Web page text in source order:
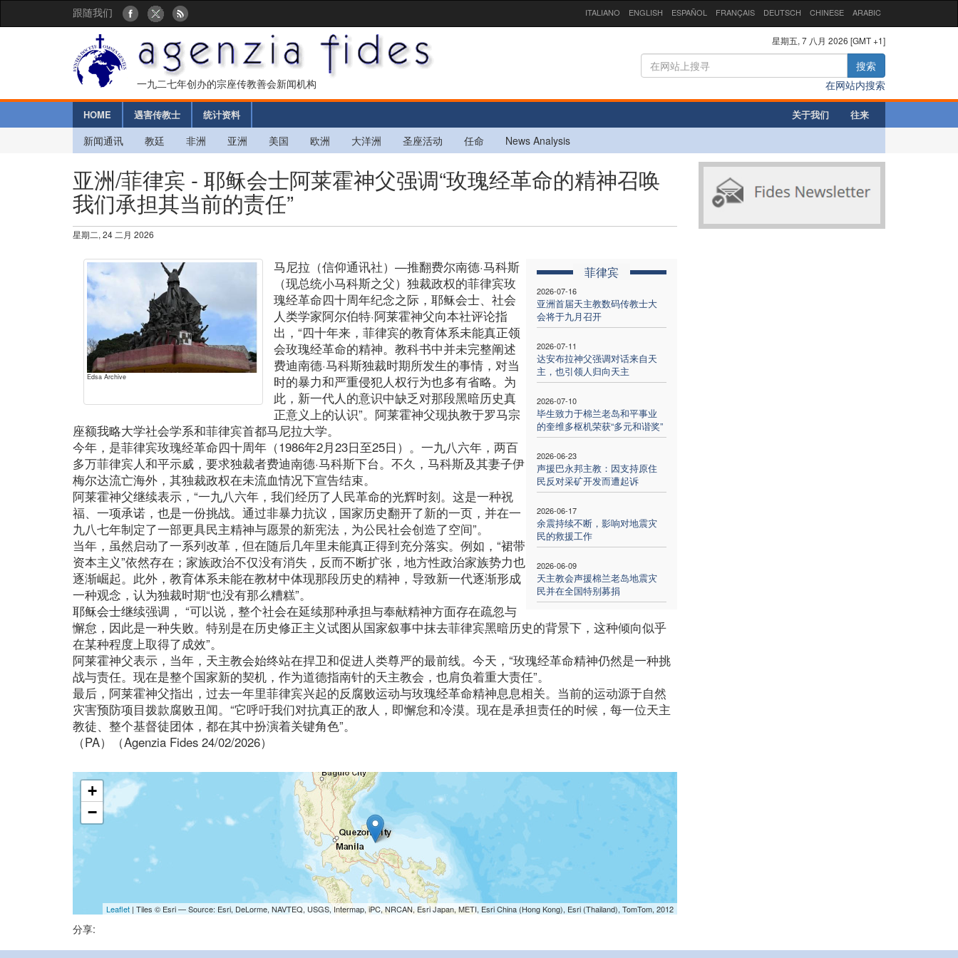
跟随我们 ITALIANO ENGLISH ESPAÑOL FRANÇAIS DEUTSCH CHINESE ARABIC
一九二七年创办的宗座传教善会新闻机构
星期五, 7 八月 2026 [GMT +1]
搜索
在网站内搜索
HOME 遇害传教士 统计资料 关于我们 往来
新闻通讯 教廷 非洲 亚洲 美国 欧洲 大洋洲 圣座活动 任命 News Analysis
亚洲/菲律宾 - 耶稣会士阿莱霍神父强调“玫瑰经革命的精神召唤
我们承担其当前的责任”
星期二, 24 二月 2026
Edsa Archive
菲律宾
2026-07-16
亚洲首届天主教数码传教士大
会将于九月召开
2026-07-11
达安布拉神父强调对话来自天
主，也引领人归向天主
2026-07-10
毕生致力于棉兰老岛和平事业
的奎维多枢机荣获“多元和谐奖”
2026-06-23
声援巴永邦主教：因支持原住
民反对采矿开发而遭起诉
2026-06-17
余震持续不断，影响对地震灾
民的救援工作
2026-06-09
天主教会声援棉兰老岛地震灾
民并在全国特别募捐
马尼拉（信仰通讯社）—推翻费尔南德·马科斯
（现总统小马科斯之父）独裁政权的菲律宾玫
瑰经革命四十周年纪念之际，耶稣会士、社会
人类学家阿尔伯特·阿莱霍神父向本社评论指
出，“四十年来，菲律宾的教育体系未能真正领
会玫瑰经革命的精神。教科书中并未完整阐述
费迪南德·马科斯独裁时期所发生的事情，对当
时的暴力和严重侵犯人权行为也多有省略。为
此，新一代人的意识中缺乏对那段黑暗历史真
正意义上的认识”。阿莱霍神父现执教于罗马宗
座额我略大学社会学系和菲律宾首都马尼拉大学。
今年，是菲律宾玫瑰经革命四十周年（1986年2月23日至25日）。一九八六年，两百
多万菲律宾人和平示威，要求独裁者费迪南德·马科斯下台。不久，马科斯及其妻子伊
梅尔达流亡海外，其独裁政权在未流血情况下宣告结束。
阿莱霍神父继续表示，“一九八六年，我们经历了人民革命的光辉时刻。这是一种祝
福、一项承诺，也是一份挑战。通过非暴力抗议，国家历史翻开了新的一页，并在一
九八七年制定了一部更具民主精神与愿景的新宪法，为公民社会创造了空间”。
当年，虽然启动了一系列改革，但在随后几年里未能真正得到充分落实。例如，“裙带
资本主义”依然存在；家族政治不仅没有消失，反而不断扩张，地方性政治家族势力也
逐渐崛起。此外，教育体系未能在教材中体现那段历史的精神，导致新一代逐渐形成
一种观念，认为独裁时期“也没有那么糟糕”。
耶稣会士继续强调， “可以说，整个社会在延续那种承担与奉献精神方面存在疏忽与
懈怠，因此是一种失败。特别是在历史修正主义试图从国家叙事中抹去菲律宾黑暗历史的背景下，这种倾向似乎
在某种程度上取得了成效”。
阿莱霍神父表示，当年，天主教会始终站在捍卫和促进人类尊严的最前线。今天，“玫瑰经革命精神仍然是一种挑
战与责任。现在是整个国家新的契机，作为道德指南针的天主教会，也肩负着重大责任”。
最后，阿莱霍神父指出，过去一年里菲律宾兴起的反腐败运动与玫瑰经革命精神息息相关。当前的运动源于自然
灾害预防项目拨款腐败丑闻。“它呼吁我们对抗真正的敌人，即懈怠和冷漠。现在是承担责任的时候，每一位天主
教徒、整个基督徒团体，都在其中扮演着关键角色”。
（PA）（Agenzia Fides 24/02/2026）
+
−
Leaflet| Tiles © Esri — Source: Esri, DeLorme, NAVTEQ, USGS, Intermap, iPC, NRCAN, Esri Japan, METI, Esri China (Hong Kong), Esri (Thailand), TomTom, 2012
分享: